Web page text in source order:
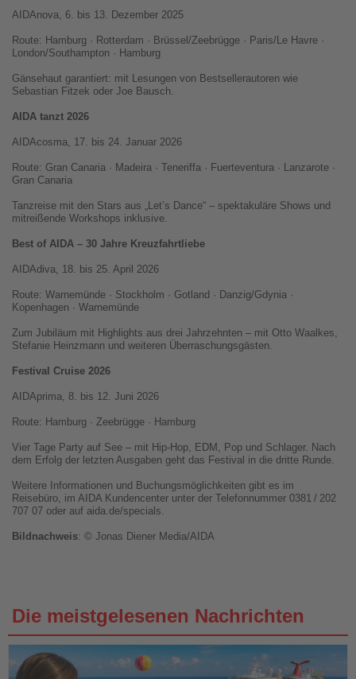
AIDAnova, 6. bis 13. Dezember 2025
Route: Hamburg · Rotterdam · Brüssel/Zeebrügge · Paris/Le Havre ·
London/Southampton · Hamburg
Gänsehaut garantiert: mit Lesungen von Bestsellerautoren wie
Sebastian Fitzek oder Joe Bausch.
AIDA tanzt 2026
AIDAcosma, 17. bis 24. Januar 2026
Route: Gran Canaria · Madeira · Teneriffa · Fuerteventura · Lanzarote ·
Gran Canaria
Tanzreise mit den Stars aus „Let’s Dance“ – spektakuläre Shows und
mitreißende Workshops inklusive.
Best of AIDA – 30 Jahre Kreuzfahrtliebe
AIDAdiva, 18. bis 25. April 2026
Route: Warnemünde · Stockholm · Gotland · Danzig/Gdynia ·
Kopenhagen · Warnemünde
Zum Jubiläum mit Highlights aus drei Jahrzehnten – mit Otto Waalkes,
Stefanie Heinzmann und weiteren Überraschungsgästen.
Festival Cruise 2026
AIDAprima, 8. bis 12. Juni 2026
Route: Hamburg · Zeebrügge · Hamburg
Vier Tage Party auf See – mit Hip-Hop, EDM, Pop und Schlager. Nach
dem Erfolg der letzten Ausgaben geht das Festival in die dritte Runde.
Weitere Informationen und Buchungsmöglichkeiten gibt es im
Reisebüro, im AIDA Kundencenter unter der Telefonnummer 0381 / 202
707 07 oder auf aida.de/specials.
Bildnachweis: © Jonas Diener Media/AIDA
Die meistgelesenen Nachrichten